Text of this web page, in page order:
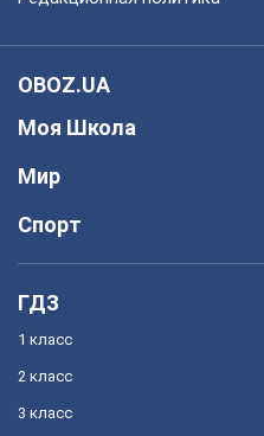
OBOZ.UA
Моя Школа
Мир
Спорт
ГДЗ
1 класс
2 класс
3 класс